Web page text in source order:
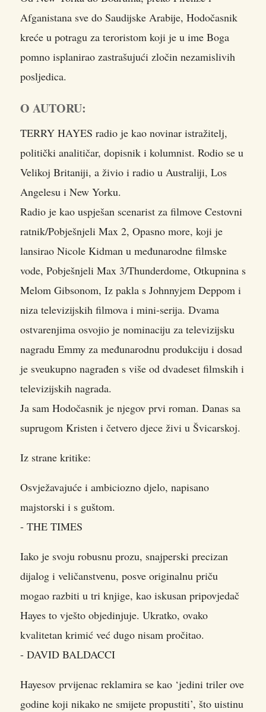
Afganistana sve do Saudijske Arabije, Hodočasnik
kreće u potragu za teroristom koji je u ime Boga
pomno isplanirao zastrašujući zločin nezamislivih
posljedica.
O AUTORU:
TERRY HAYES radio je kao novinar istražitelj,
politički analitičar, dopisnik i kolumnist. Rodio se u
Velikoj Britaniji, a živio i radio u Australiji, Los
Angelesu i New Yorku.
Radio je kao uspješan scenarist za filmove Cestovni
ratnik/Pobješnjeli Max 2, Opasno more, koji je
lansirao Nicole Kidman u međunarodne filmske
vode, Pobješnjeli Max 3/Thunderdome, Otkupnina s
Melom Gibsonom, Iz pakla s Johnnyjem Deppom i
niza televizijskih filmova i mini-serija. Dvama
ostvarenjima osvojio je nominaciju za televizijsku
nagradu Emmy za međunarodnu produkciju i dosad
je sveukupno nagrađen s više od dvadeset filmskih i
televizijskih nagrada.
Ja sam Hodočasnik je njegov prvi roman. Danas sa
suprugom Kristen i četvero djece živi u Švicarskoj.
Iz strane kritike:
Osvježavajuće i ambiciozno djelo, napisano
majstorski i s guštom.
- THE TIMES
Iako je svoju robusnu prozu, snajperski precizan
dijalog i veličanstvenu, posve originalnu priču
mogao razbiti u tri knjige, kao iskusan pripovjedač
Hayes to vješto objedinjuje. Ukratko, ovako
kvalitetan krimić već dugo nisam pročitao.
- DAVID BALDACCI
Hayesov prvijenac reklamira se kao ‘jedini triler ove
godine koji nikako ne smijete propustiti’, što uistinu